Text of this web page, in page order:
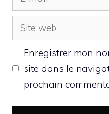
mail
Site
web
Enregistrer mon
site dans le
prochain